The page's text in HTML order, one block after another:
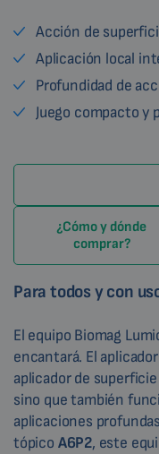
Acción de
Aplicación local
Profundidad de
Juego compacto y
¿Cómo y dónde
comprar?
Para todos y con
El equipo Biomag
encantará. El aplicador
aplicador de
sino que también
aplicaciones
tópico A6P2, este